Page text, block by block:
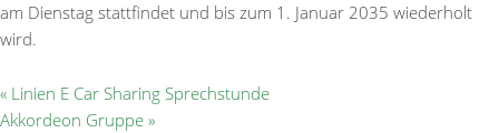
am Dienstag stattfindet und bis zum 1. Januar 2035 wiederholt
wird.
« Linien E Car Sharing Sprechstunde
Akkordeon Gruppe »